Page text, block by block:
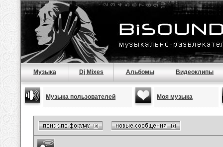
Музыка Dj Mixes Альбомы Видеоклипы
Музыка пользователей Моя музыка